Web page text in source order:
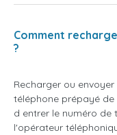
Comment
?
Recharger ou
téléphone prépayé de
d entrer le numéro de
l'opérateur